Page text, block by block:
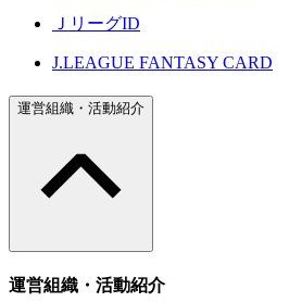
ＪリーグID
J.LEAGUE FANTASY CARD
運営組織・活動紹介
運営組織・活動紹介